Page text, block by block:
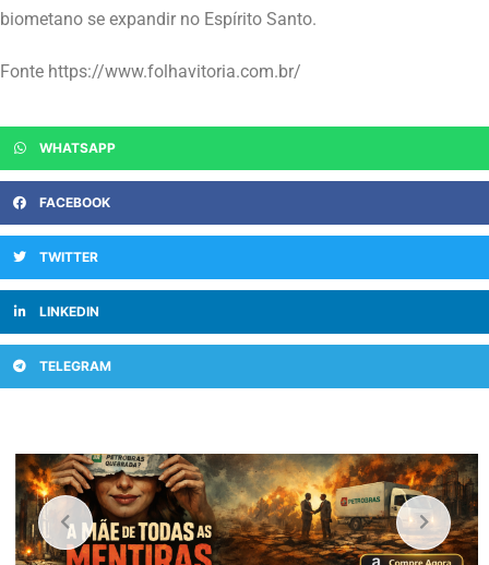
biometano se expandir no Espírito Santo.
Fonte https://www.folhavitoria.com.br/
WHATSAPP
FACEBOOK
TWITTER
LINKEDIN
TELEGRAM